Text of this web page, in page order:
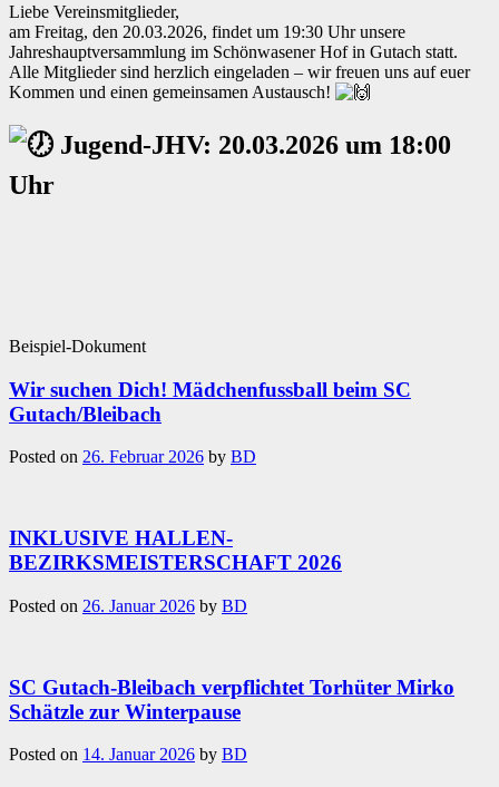
Liebe Vereinsmitglieder,
am Freitag, den 20.03.2026, findet um 19:30 Uhr unsere
Jahreshauptversammlung im Schönwasener Hof in Gutach statt.
Alle Mitglieder sind herzlich eingeladen – wir freuen uns auf euer
Kommen und einen gemeinsamen Austausch!
Jugend-JHV: 20.03.2026 um 18:00
Uhr
Beispiel-Dokument
Wir suchen Dich! Mädchenfussball beim SC
Gutach/Bleibach
Posted on 26. Februar 2026 by BD
INKLUSIVE HALLEN-
BEZIRKSMEISTERSCHAFT 2026
Posted on 26. Januar 2026 by BD
SC Gutach-Bleibach verpflichtet Torhüter Mirko
Schätzle zur Winterpause
Posted on 14. Januar 2026 by BD